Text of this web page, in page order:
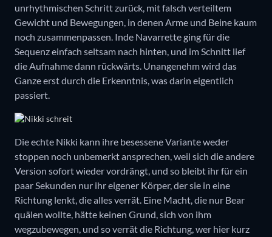
unrhythmischen Schritt zurück, mit falsch verteiltem
Gewicht und Bewegungen, in denen Arme und Beine kaum
noch zusammenpassen. Inde Navarrette ging für die
Sequenz einfach seltsam nach hinten, und im Schnitt lief
die Aufnahme dann rückwärts. Unangenehm wird das
Ganze erst durch die Erkenntnis, was darin eigentlich
passiert.
Die echte Nikki kann ihre besessene Variante weder
stoppen noch unbemerkt ansprechen, weil sich die andere
Version sofort wieder vordrängt, und so bleibt ihr für ein
paar Sekunden nur ihr eigener Körper, der sie in eine
Richtung lenkt, die alles verrät. Eine Macht, die nur Bear
quälen wollte, hätte keinen Grund, sich von ihm
wegzubewegen, und so verrät die Richtung, wer hier kurz